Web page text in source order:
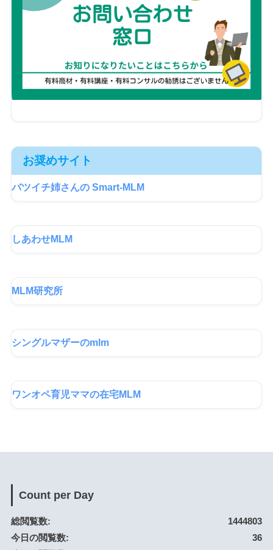
お奨めサイト
バツイチ姉さんの Smart-MLM
しあわせMLM
MLM研究所
シングルマザーのmlm
ワンオペ育児ママの在宅MLM
Count per Day
1444803
総閲覧数:
36
今日の閲覧数: